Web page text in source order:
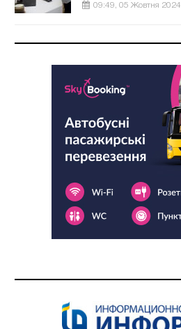
09:49, 05 Жовтня 2024